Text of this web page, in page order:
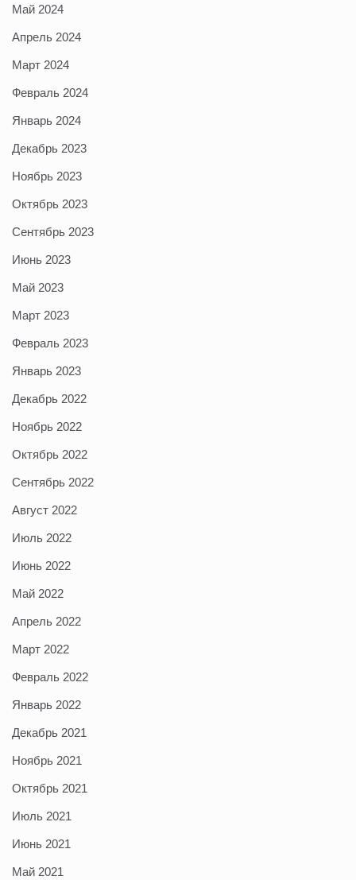
Май 2024
Апрель 2024
Март 2024
Февраль 2024
Январь 2024
Декабрь 2023
Ноябрь 2023
Октябрь 2023
Сентябрь 2023
Июнь 2023
Май 2023
Март 2023
Февраль 2023
Январь 2023
Декабрь 2022
Ноябрь 2022
Октябрь 2022
Сентябрь 2022
Август 2022
Июль 2022
Июнь 2022
Май 2022
Апрель 2022
Март 2022
Февраль 2022
Январь 2022
Декабрь 2021
Ноябрь 2021
Октябрь 2021
Июль 2021
Июнь 2021
Май 2021